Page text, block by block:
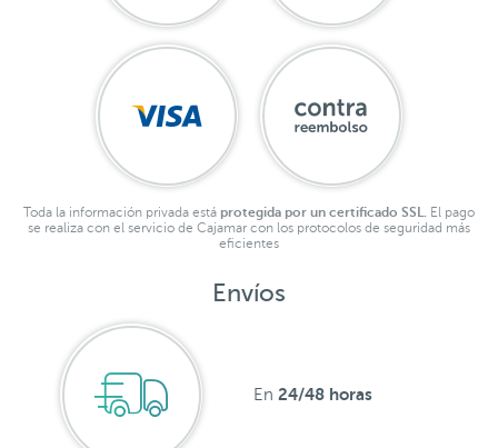
Toda la información privada está protegida por un certificado SSL.
El pago
se realiza con el servicio de Cajamar con los protocolos de seguridad más
eficientes
Envíos
En 24/48 horas